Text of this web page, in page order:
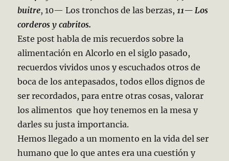
buitre, 10— Los tronchos de las berzas, 11— Los
corderos y cabritos.
Este post habla de mis recuerdos sobre la
alimentación en Alcorlo en el siglo pasado,
recuerdos vividos unos y escuchados otros de
boca de los antepasados, todos ellos dignos de
ser recordados, para entre otras cosas, valorar
los alimentos que hoy tenemos en la mesa y
darles su justa importancia.
Hemos llegado a un momento en la vida del ser
humano que lo que antes era una cuestión y